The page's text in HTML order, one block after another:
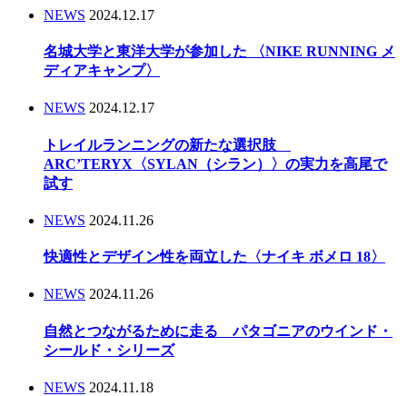
NEWS 2024.12.17
名城大学と東洋大学が参加した 〈NIKE RUNNING メ
ディアキャンプ〉
NEWS 2024.12.17
トレイルランニングの新たな選択肢
ARC’TERYX〈SYLAN（シラン）〉の実力を高尾で
試す
NEWS 2024.11.26
快適性とデザイン性を両立した〈ナイキ ボメロ 18〉
NEWS 2024.11.26
自然とつながるために走る パタゴニアのウインド・
シールド・シリーズ
NEWS 2024.11.18